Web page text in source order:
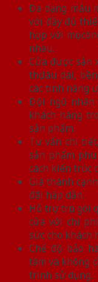
Đa dạng mẫu
với đầy đủ
hợp với mọi
nhau.
Cửa được sản
thọ lâu dài,
các tính năng
Đội ngũ nhân
khách hàng
sản phẩm.
Tư vấn chi
sản phẩm
cách kiến trúc
Giá thành
đãi hấp dẫn.
Hỗ trợ trọn
cửa với chi
sức cho khách
Chế độ bảo
tâm và không
trình sử dụng.